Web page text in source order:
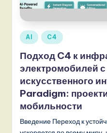
si
a
-
L
a
t
e
Опубликовано
AI C4
Подход C4 к
электромобилей
искусственного
Paradigm:
мобильности
Введение Переход к